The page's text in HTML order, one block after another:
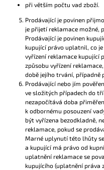
při větším počtu vad zboží.
Prodávající je povinen
je přijetí reklamace možné,
Prodávající je povinen
kupující právo uplatnil, co
vyřízení reklamace kupující
způsobu vyřízení
době jejího trvání, případně
Prodávající nebo jím
ve složitých případech do
nezapočítává doba
k odbornému posouzení
být vyřízena bezodkladně,
reklamace, pokud se
Marné uplynutí této lhůty
a kupující má právo od
uplatnění reklamace se
kupujícího (uplatnění práva